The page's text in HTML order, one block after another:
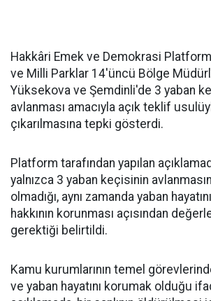
Hakkâri Emek ve Demokrasi
ve Milli Parklar 14'üncü Bölge
Yüksekova ve Şemdinli'de 3 yaban
avlanması amacıyla açık teklif
çıkarılmasına tepki gösterdi.
Platform tarafından yapılan
yalnızca 3 yaban keçisinin
olmadığı, aynı zamanda yaban
hakkının korunması açısından
gerektiği belirtildi.
Kamu kurumlarının temel
ve yaban hayatını korumak olduğu